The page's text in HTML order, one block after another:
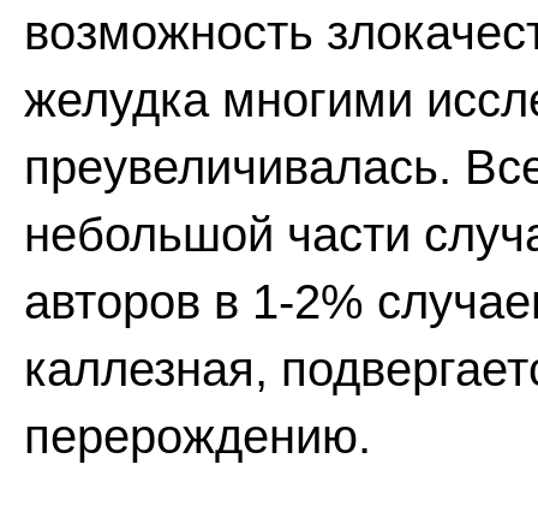
возможность
желудка многими
преувеличивалась.
небольшой части
авторов в 1-2%
каллезная,
перерождению.